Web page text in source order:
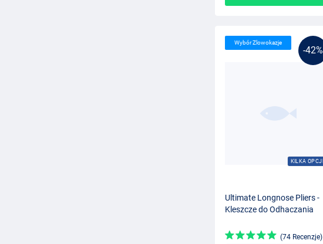
-42%
KILKA OPCJI
Wybór Zlowokazje
Ultimate Longnose Pliers -
Kleszcze do Odhaczania
(74 Recenzje)